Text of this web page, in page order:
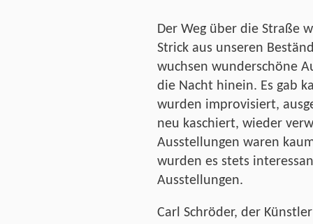
Der Weg über die Straße
Strick aus unseren
wuchsen wunderschöne
die Nacht hinein. Es gab
wurden improvisiert,
neu kaschiert, wieder
Ausstellungen waren
wurden es stets
Ausstellungen.
Carl Schröder, der